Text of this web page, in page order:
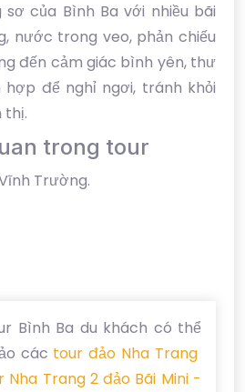
sơ của Bình Ba với nhiều bãi
nước trong veo, phản chiếu
đến cảm giác bình yên, thư
để nghỉ ngơi, tránh khỏi
thị.
trong tour
Trường.
Bình Ba du khách có thể
các tour đảo Nha Trang
Nha Trang 2 đảo Bãi Mini -